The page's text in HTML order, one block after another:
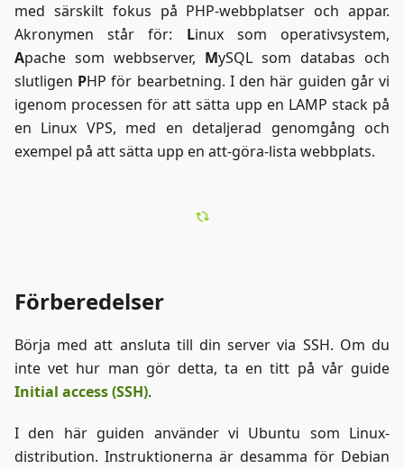
med särskilt fokus på PHP-webbplatser och appar.
Akronymen står för: Linux som operativsystem,
Apache som webbserver, MySQL som databas och
slutligen PHP för bearbetning. I den här guiden går vi
igenom processen för att sätta upp en LAMP stack på
en Linux VPS, med en detaljerad genomgång och
exempel på att sätta upp en att-göra-lista webbplats.
Förberedelser
Börja med att ansluta till din server via SSH. Om du
inte vet hur man gör detta, ta en titt på vår guide
Initial access (SSH).
I den här guiden använder vi Ubuntu som Linux-
distribution. Instruktionerna är desamma för Debian